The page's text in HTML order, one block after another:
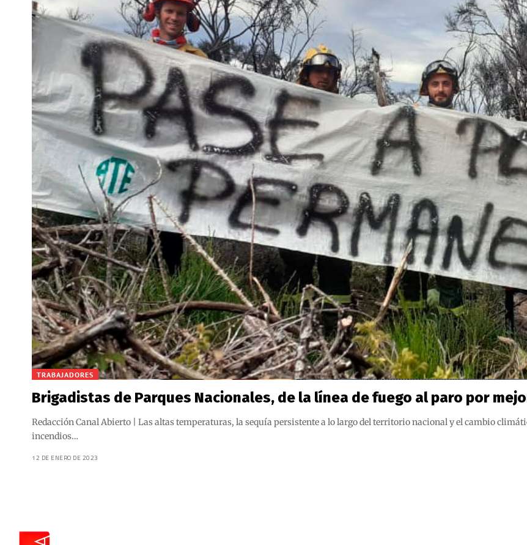
TRABAJADORES
Brigadistas de Parques Nacionales, de la línea de fuego al paro por
Redacción Canal Abierto | Las altas temperaturas, la sequía persistente a lo largo del territorio nacional y el cambio
incendios…
12 DE ENERO DE 2023